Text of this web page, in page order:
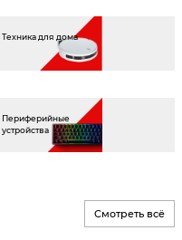
Техника для дома
Периферийные
устройства
Смотреть всё